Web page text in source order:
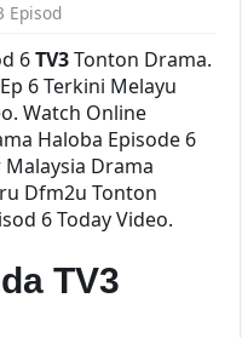
Episod
6TV3Tonton Drama.
6 Terkini Melayu
Watch Online
Haloba Episode 6
Drama
Dfm2u Tonton
6 Today Video.
TV3